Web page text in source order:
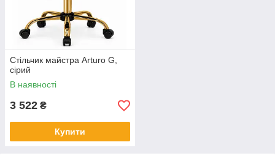
Стільчик майстра Arturo G,
сірий
В наявності
3 522 ₴
Купити